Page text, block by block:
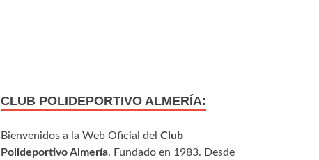
CLUB POLIDEPORTIVO ALMERÍA:
Bienvenidos a la Web Oficial delClub
Polideportivo Almería. Fundado en 1983. Desde